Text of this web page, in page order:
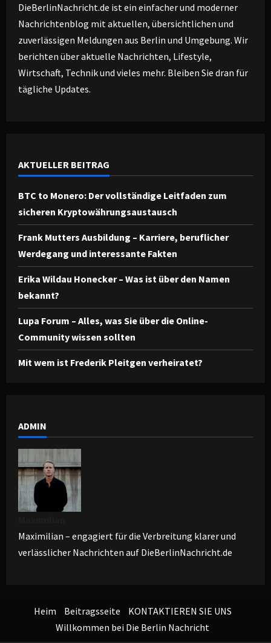
DieBerlinNachricht.de ist ein einfacher und moderner
Nachrichtenblog mit aktuellen, übersichtlichen und
zuverlässigen Meldungen aus Berlin und Umgebung. Wir
berichten über aktuelle Nachrichten, Lifestyle,
Wirtschaft, Technik und vieles mehr. Bleiben Sie dran für
tägliche Updates.
AKTUELLER BEITRAG
BTC to Monero: Der vollständige Leitfaden zum
sicheren Kryptowährungsaustausch
Frank Mutters Ausbildung – Karriere, beruflicher
Werdegang und interessante Fakten
Erika Wildau Honecker – Was ist über den Namen
bekannt?
Lupa Forum – Alles, was Sie über die Online-
Community wissen sollten
Mit wem ist Frederik Pleitgen verheiratet?
ADMIN
Maximilian – engagiert für die Verbreitung klarer und
verlässlicher Nachrichten auf DieBerlinNachricht.de
Heim Beitragsseite
KONTAKTIEREN SIE UNS
Willkommen bei Die Berlin Nachricht